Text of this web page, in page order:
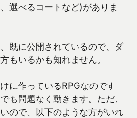
選べるコートなど)がありま
既に公開されているので、ダ
もいるかも知れません。
に作っているRPGなのです
も問題なく動きます。ただ、
ので、以下のような方がいれ